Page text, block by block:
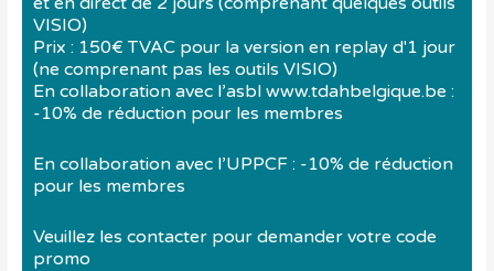
VISIO)
Prix : 150€ TVAC pour la version en replay d'1 jour
(ne comprenant pas les outils VISIO)
En collaboration avec l’asbl www.tdahbelgique.be :
-10% de réduction pour les membres
En collaboration avec l’UPPCF : -10% de réduction
pour les membres
Veuillez les contacter pour demander votre code
promo